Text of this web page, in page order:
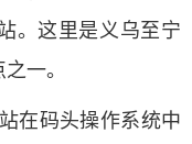
。这里是义乌至宁
一。
在码头操作系统中